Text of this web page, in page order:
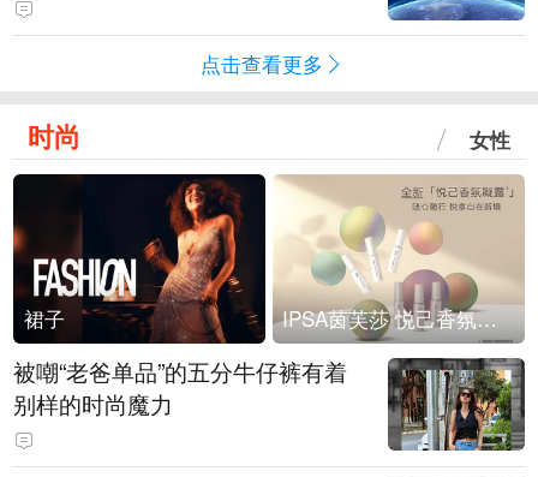
点击查看更多
时尚 女性
裙子 IPSA茵芙莎 悦己香氛凝露上市
被嘲“老爸单品”的五分牛仔裤有着
别样的时尚魔力